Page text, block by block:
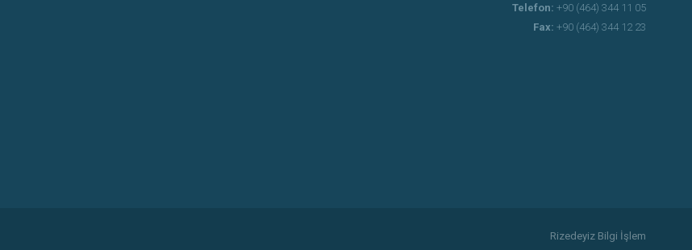
Telefon: +90 (464) 344 11 05
Fax: +90 (464) 344 12 23
Rizedeyiz Bilgi İşlem